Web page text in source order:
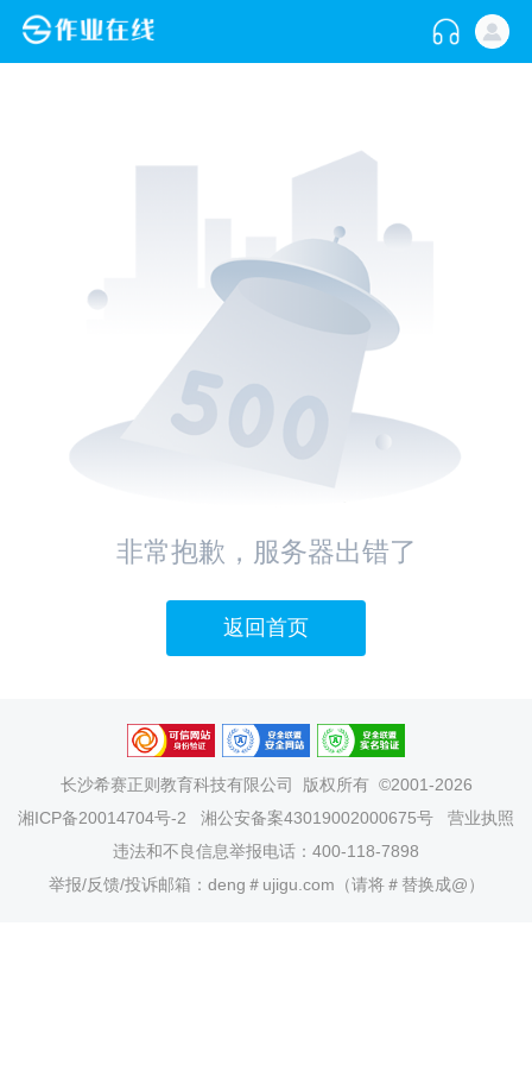
非常抱歉，服务器出错了
返回首页
长沙希赛正则教育科技有限公司
版权所有 ©2001-2026
湘ICP备20014704号-2
湘公安备案43019002000675号
营业执照
违法和不良信息举报电话：400-118-7898
举报/反馈/投诉邮箱：deng＃ujigu.com（请将＃替换成@）